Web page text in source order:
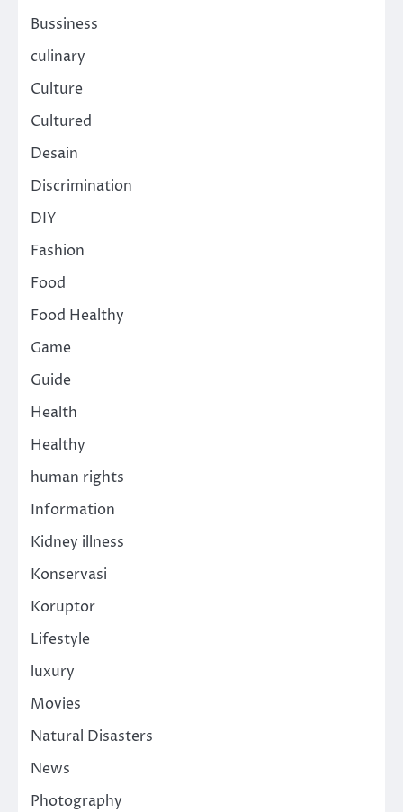
Bussiness
culinary
Culture
Cultured
Desain
Discrimination
DIY
Fashion
Food
Food Healthy
Game
Guide
Health
Healthy
human rights
Information
Kidney illness
Konservasi
Koruptor
Lifestyle
luxury
Movies
Natural Disasters
News
Photography